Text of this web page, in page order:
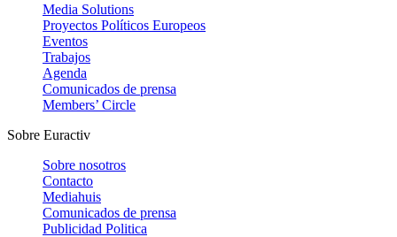
Media Solutions
Proyectos Políticos Europeos
Eventos
Trabajos
Agenda
Comunicados de prensa
Members’ Circle
Sobre Euractiv
Sobre nosotros
Contacto
Mediahuis
Comunicados de prensa
Publicidad Politica